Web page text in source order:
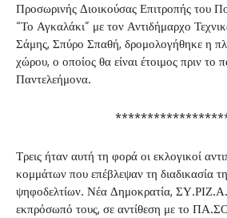
Προσωρινής Διοικούσας Επιτροπής του
“Το Αγκαλάκι” με τον Αντιδήμαρχο
Σάμης, Σπύρο Σπαθή, δρομολογήθηκε η
χώρου, ο οποίος θα είναι έτοιμος πριν το
Παντελεήμονα.
Τρεις ήταν αυτή τη φορά οι εκλογικοί
κομμάτων που επέβλεψαν τη διαδικασία
ψηφοδελτίων. Νέα Δημοκρατία,
εκπρόσωπό τους, σε αντίθεση με το